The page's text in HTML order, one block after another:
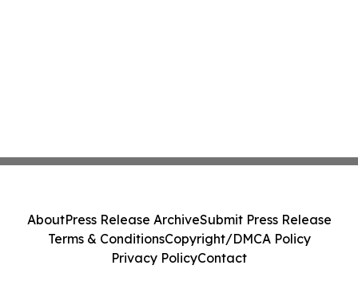
AboutPress Release ArchiveSubmit Press Release
Terms & ConditionsCopyright/DMCA Policy
Privacy PolicyContact